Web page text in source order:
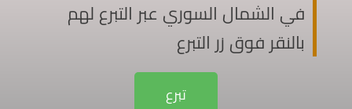
في الشمال السوري عبر التبرع لهم
بالنقر فوق زر التبرع
تبرع